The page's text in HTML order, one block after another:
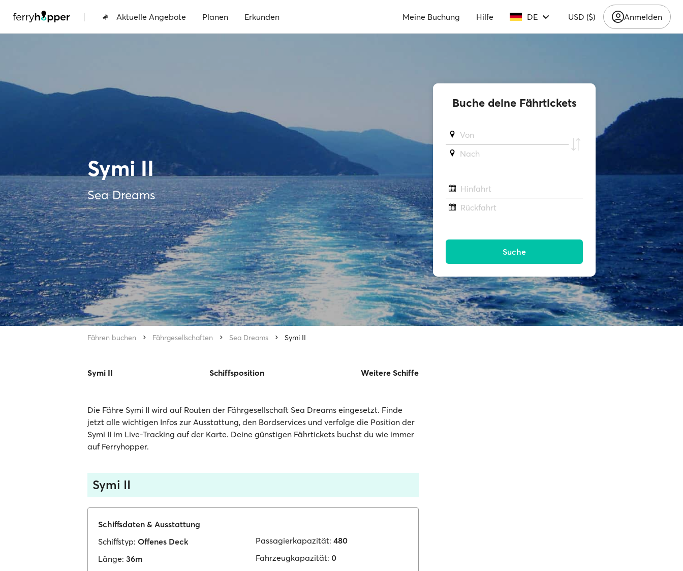
| Aktuelle Angebote Planen Erkunden Meine Buchung Hilfe DE USD ($) Anmelden
Symi II
Sea Dreams
Fähren buchen Fährgesellschaften Sea Dreams Symi II
Symi II Schiffsposition Weitere Schiffe
Die Fähre Symi II wird auf Routen der Fährgesellschaft Sea Dreams eingesetzt. Finde
jetzt alle wichtigen Infos zur Ausstattung, den Bordservices und verfolge die Position der
Symi II im Live-Tracking auf der Karte. Deine günstigen Fährtickets buchst du wie immer
auf Ferryhopper.
Symi II
Schiffsdaten & Ausstattung
Schiffstyp: Offenes Deck
Länge: 36m
Passagierkapazität: 480
Fahrzeugkapazität: 0
Buche deine Fährtickets
Von
Νach
Hinfahrt
Rückfahrt
Suche